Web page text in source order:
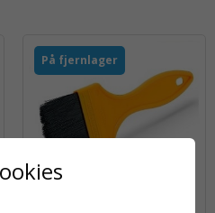
På fjernlager